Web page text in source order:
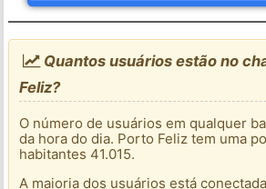
Quantos usuários estão no
Feliz?
O número de usuários em qualquer
da hora do dia. Porto Feliz tem uma
habitantes 41.015.
A maioria dos usuários está